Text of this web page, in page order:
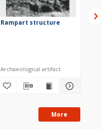
Rampart structure
Archaeological artifact
More